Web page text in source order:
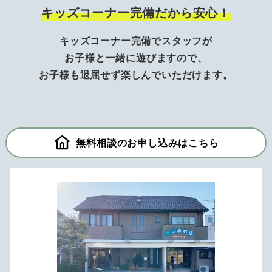
キッズコーナー完備だから安心！
キッズコーナー完備でスタッフが
お子様と一緒に遊びますので、
お子様も退屈せず楽しんでいただけます。
無料相談のお申し込みはこちら